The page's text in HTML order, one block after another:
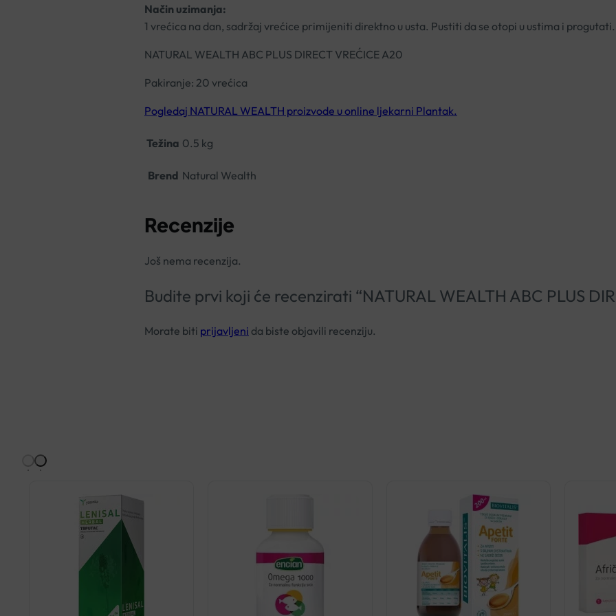
Način uzimanja:
1 vrećica na dan, sadržaj vrećice primijeniti direktno u usta. Pustiti da se otopi u ustima i progutati.
NATURAL WEALTH ABC PLUS DIRECT VREĆICE A20
Pakiranje: 20 vrećica
Pogledaj NATURAL WEALTH proizvode u online ljekarni Plantak.
Težina 0.5 kg
Brend Natural Wealth
Recenzije
Još nema recenzija.
Budite prvi koji će recenzirati “NATURAL WEALTH ABC PLUS
Morate biti prijavljeni da biste objavili recenziju.